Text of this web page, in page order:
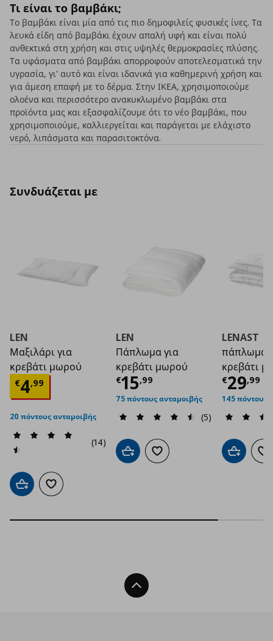
Τι είναι το βαμβάκι;
Το βαμβάκι είναι μία από τις πιο δημοφιλείς φυσικές ίνες. Τα
λευκά είδη από βαμβάκι έχουν απαλή υφή και είναι πολύ
ανθεκτικά στη χρήση και στις υψηλές θερμοκρασίες πλύσης.
Τα υφάσματα από βαμβάκι απορροφούν αποτελεσματικά την
υγρασία, γι' αυτό και είναι ιδανικά για καθημερινή χρήση και
για άμεση επαφή με το δέρμα. Στην ΙΚΕΑ, χρησιμοποιούμε
ολοένα και περισσότερο ανακυκλωμένο βαμβάκι στα
προϊόντα μας και εξασφαλίζουμε ότι το νέο βαμβάκι, που
χρησιμοποιούμε, καλλιεργείται και παράγεται με ελάχιστο
νερό, λιπάσματα και παρασιτοκτόνα.
Συνδυάζεται με
LEN
Μαξιλάρι για
κρεβάτι μωρού
€4,99
Τρέχουσα τιμή€ 4,99
20 πόντους ανταμοιβής
(14)
Προσθήκη στο καλάθι
Προσθήκη στα αγαπημένα
LEN
Πάπλωμα για
κρεβάτι μωρού
€15,99
Τρέχουσα τιμή€
75 πόντους ανταμοιβής
(5)
Προσθήκη στο καλάθι
Προσθήκη στα αγαπημένα
LENAST
πάπλωμα
κρεβάτι
€29,99
145 πόντους
Προσθήκη
Back To Top